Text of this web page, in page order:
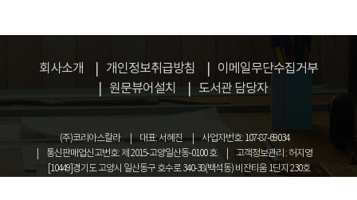
회사소개 개인정보취급방침
이메일무단수집거부
원문뷰어설치
도서관 담당자
(주)코리아스칼라 대표: 서혜진
사업자번호: 107-87-69034
통신판매업신고번호: 제 2015-고양일산동-0100 호
고객정보관리 : 허지영
[10449]경기도 고양시 일산동구 호수로 340-38(백석동) 비잔티움 1단지 230호